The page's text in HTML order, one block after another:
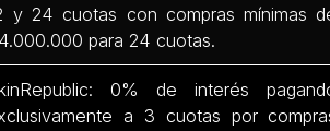
y 24 cuotas con compras mínimas
para 24 cuotas.
0% de interés
a 3 cuotas por